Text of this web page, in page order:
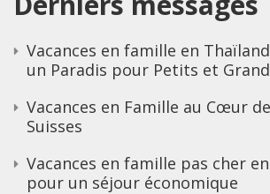
Vacances en famille en
un Paradis pour Petits et
Vacances en Famille au Cœur
Suisses
Vacances en famille pas cher en
pour un séjour économique